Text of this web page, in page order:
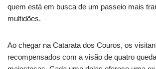
quem está em busca de um passeio mais
multidões.
Ao chegar na Catarata dos Couros, os
recompensados com a visão de quatro